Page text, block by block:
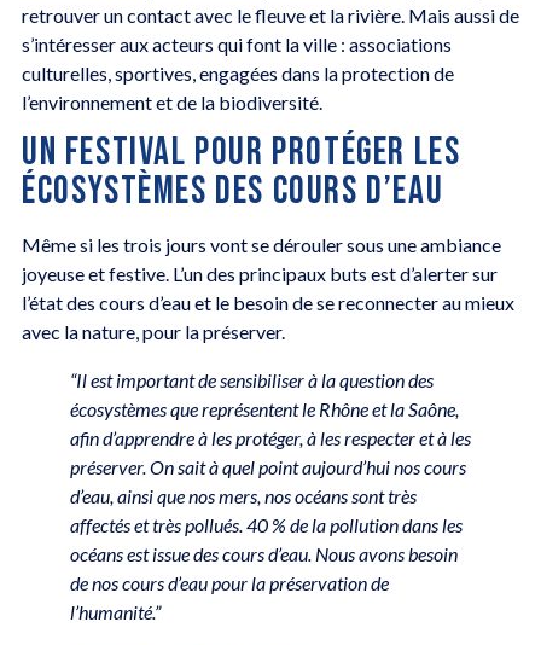
retrouver un contact avec le fleuve et la rivière. Mais aussi de
s’intéresser aux acteurs qui font la ville : associations
culturelles, sportives, engagées dans la protection de
l’environnement et de la biodiversité.
UN FESTIVAL POUR PROTÉGER LES
ÉCOSYSTÈMES DES COURS D’EAU
Même si les trois jours vont se dérouler sous une ambiance
joyeuse et festive. L’un des principaux buts est d’alerter sur
l’état des cours d’eau et le besoin de se reconnecter au mieux
avec la nature, pour la préserver.
“Il est important de sensibiliser à la question des
écosystèmes que représentent le Rhône et la Saône,
afin d’apprendre à les protéger, à les respecter et à les
préserver. On sait à quel point aujourd’hui nos cours
d’eau, ainsi que nos mers, nos océans sont très
affectés et très pollués. 40 % de la pollution dans les
océans est issue des cours d’eau. Nous avons besoin
de nos cours d’eau pour la préservation de
l’humanité.”